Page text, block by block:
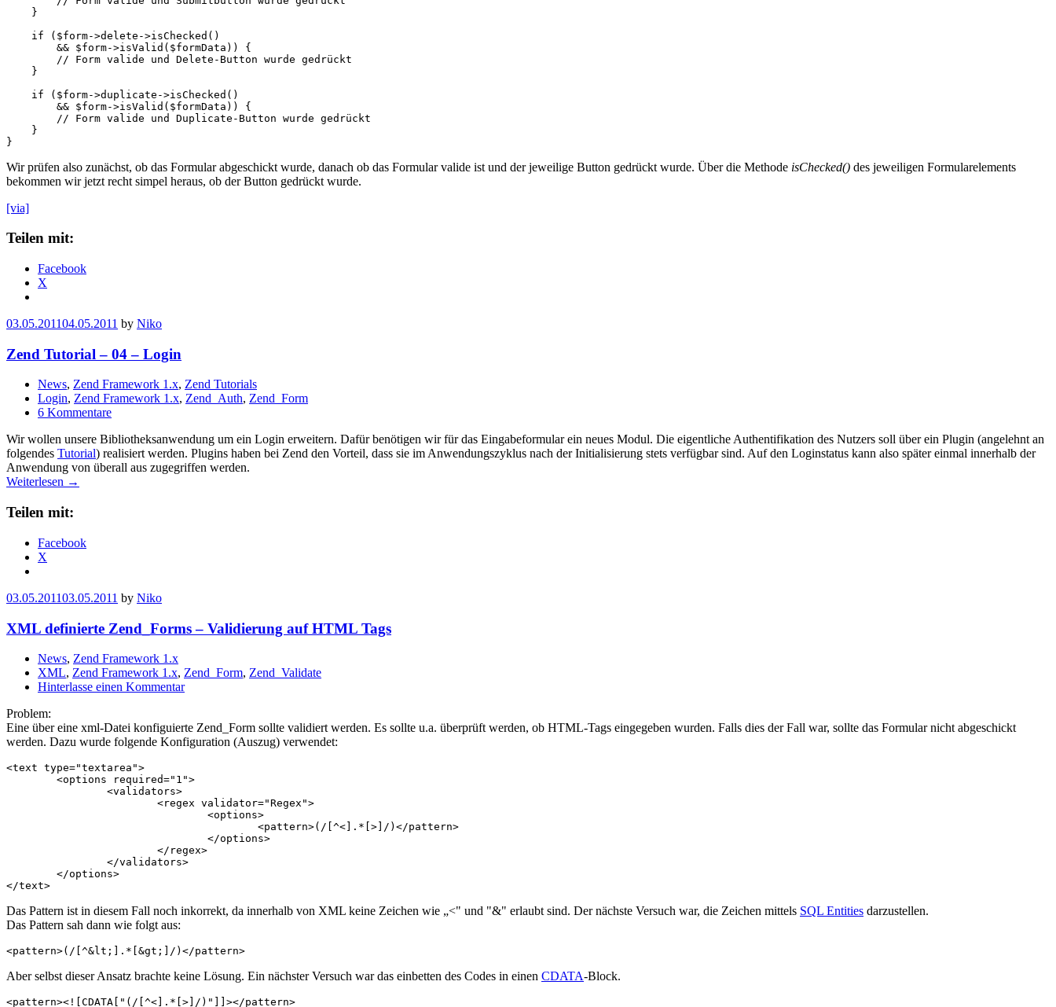
    }
    if ($form->delete->isChecked()
        && $form->isValid($formData)) {
        // Form valide und Delete-Button wurde gedrückt
    }
    if ($form->duplicate->isChecked()
        && $form->isValid($formData)) {
        // Form valide und Duplicate-Button wurde gedrückt
    }
Wir prüfen also zunächst, ob das Formular abgeschickt wurde, danach ob das Formular valide ist und der jeweilige Button gedrückt wurde. Über die Methode isChecked() des jeweiligen Formularelements
bekommen wir jetzt recht simpel heraus, ob der Button gedrückt wurde.
[via]
Teilen mit:
Facebook
X
03.05.201104.05.2011 by Niko
Zend Tutorial – 04 – Login
News, Zend Framework 1.x, Zend Tutorials
Login, Zend Framework 1.x, Zend_Auth, Zend_Form
6 Kommentare
Wir wollen unsere Bibliotheksanwendung um ein Login erweitern. Dafür benötigen wir für das Eingabeformular ein neues Modul. Die eigentliche Authentifikation des Nutzers soll über ein Plugin (angelehnt an
folgendes Tutorial) realisiert werden. Plugins haben bei Zend den Vorteil, dass sie im Anwendungszyklus nach der Initialisierung stets verfügbar sind. Auf den Loginstatus kann also später einmal innerhalb der
Anwendung von überall aus zugegriffen werden.
Weiterlesen →
Teilen mit:
Facebook
X
03.05.201103.05.2011 by Niko
XML definierte Zend_Forms – Validierung auf HTML Tags
News, Zend Framework 1.x
XML, Zend Framework 1.x, Zend_Form, Zend_Validate
Hinterlasse einen Kommentar
Problem:
Eine über eine xml-Datei konfiguierte Zend_Form sollte validiert werden. Es sollte u.a. überprüft werden, ob HTML-Tags eingegeben wurden. Falls dies der Fall war, sollte das Formular nicht abgeschickt
werden. Dazu wurde folgende Konfiguration (Auszug) verwendet:
<text type="textarea">
Das Pattern ist in diesem Fall noch inkorrekt, da innerhalb von XML keine Zeichen wie „<" und "&" erlaubt sind. Der nächste Versuch war, die Zeichen mittels SQL Entities darzustellen.
Das Pattern sah dann wie folgt aus:
Aber selbst dieser Ansatz brachte keine Lösung. Ein nächster Versuch war das einbetten des Codes in einen CDATA-Block.